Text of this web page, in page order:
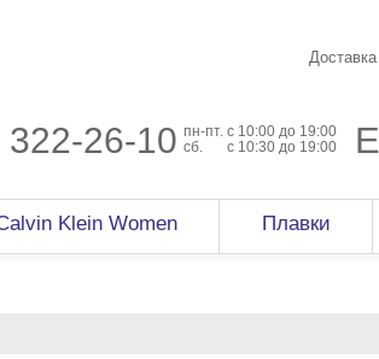
Доставка
26-10 пн-пт. c 10:00 до 19:00
сб.
с 10:30 до 19:00
Klein Women Плавки